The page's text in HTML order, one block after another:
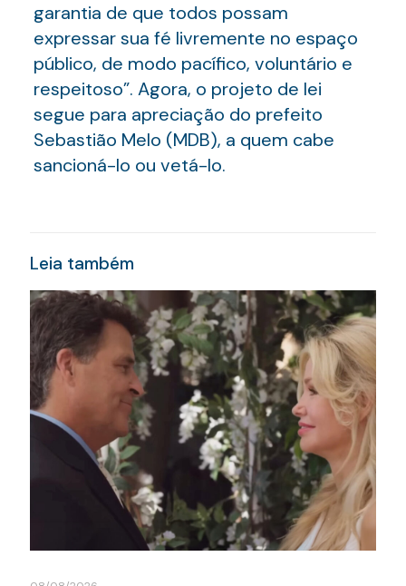
garantia de que todos possam
expressar sua fé livremente no espaço
público, de modo pacífico, voluntário e
respeitoso”. Agora, o projeto de lei
segue para apreciação do prefeito
Sebastião Melo (MDB), a quem cabe
sancioná-lo ou vetá-lo.
Leia também